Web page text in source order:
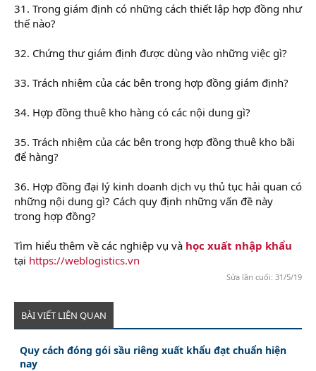
31. Trong giám định có những cách thiết lập hợp đồng như
thế nào?
32. Chứng thư giám định được dùng vào những việc gì?
33. Trách nhiệm của các bên trong hợp đồng giám định?
34. Hợp đồng thuê kho hàng có các nội dung gì?
35. Trách nhiệm của các bên trong hợp đồng thuê kho bãi
để hàng?
36. Hợp đồng đại lý kinh doanh dịch vụ thủ tục hải quan có
những nội dung gì? Cách quy định những vấn đề này
trong hợp đồng?
Tìm hiểu thêm về các nghiệp vụ và học xuất nhập khẩu
tại https://weblogistics.vn
Sửa lần cuối: 31/5/19
BÀI VIẾT LIÊN QUAN
Quy cách đóng gói sầu riêng xuất khẩu đạt chuẩn hiện
nay